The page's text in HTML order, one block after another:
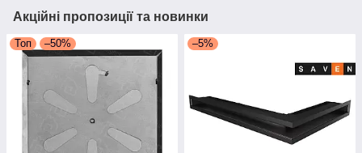
Акційні пропозиції та новинки
Топ –50% –5%